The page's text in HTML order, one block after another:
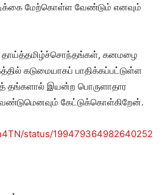
மேற்கொள்ள வேண்டும் எனவும்
தாய்த்தமிழ்ச்சொந்தங்கள், கனமழை
கடுமையாகப் பாதிக்கப்பட்டுள்ள
தங்களால் இயன்ற பொருளாதார
கேட்டுக்கொள்கிறேன்.
status/199479364982640252